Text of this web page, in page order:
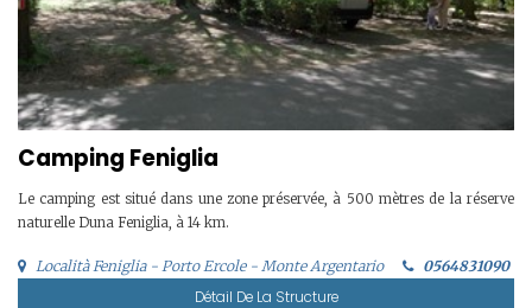
Camping Feniglia
Le camping est situé dans une zone préservée, à 500 mètres de la réserve
naturelle Duna Feniglia, à 14 km.
Località Feniglia - Porto Ercole - Monte Argentario 0564831090
Détail De La Structure